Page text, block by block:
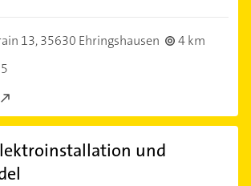
13,35630 Ehringshausen
4 km
und